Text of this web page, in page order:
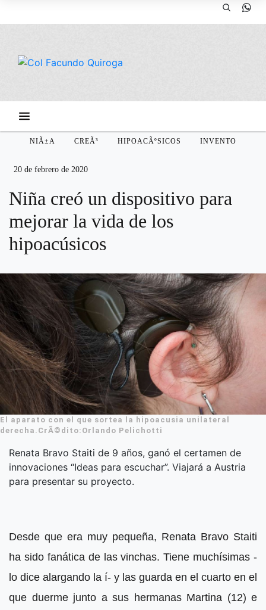
NIÃ±A CREÃ³ HIPOACÃºSICOS INVENTO
20 de febrero de 2020
Niña creó un dispositivo para
mejorar la vida de los
hipoacúsicos
El aparato con el que sortea la hipoacusia unilateral
derecha.CrÃ©dito:Orlando Pelichotti
Renata Bravo Staiti de 9 años, ganó el certamen de
innovaciones “Ideas para escuchar”. Viajará a Austria
para presentar su proyecto.
Desde que era muy pequeña, Renata Bravo Staiti
ha sido fanática de las vinchas. Tiene muchísimas -
lo dice alargando la í- y las guarda en el cuarto en el
que duerme junto a sus hermanas Martina (12) e